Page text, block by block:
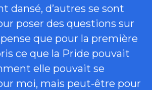
dansé, d’autres se sont
poser des questions sur
pense que pour la première
ce que la Pride pouvait
elle pouvait se
moi, mais peut-être pour